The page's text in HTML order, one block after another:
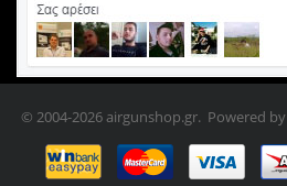
© 2004-2026 airgunshop.gr. Powered by